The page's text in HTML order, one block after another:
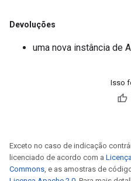
Devoluções
uma nova instância de
Isso
Exceto no caso de indicação
licenciado de acordo com a
Commons, e as amostras de